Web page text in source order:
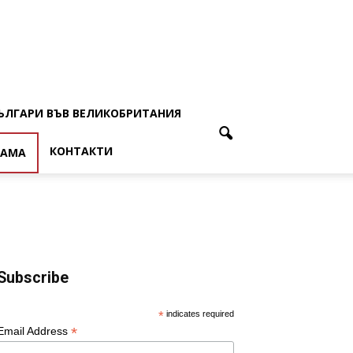
ВЪВ ВЕЛИКОБРИТАНИЯ
КОНТАКТИ
* indicates required
Address *